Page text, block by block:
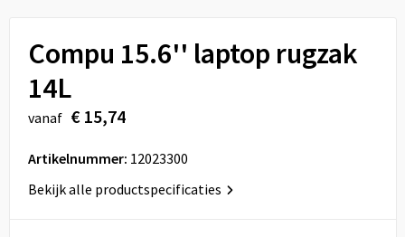
Veiligheid, Auto en Fiets
Vrije tijd en Strand
Aanstekers
Rugzakken
Schoenentassen
Sporttassen
Compu 15.6'' laptop rugzak
14L
vanaf € 15,74
Artikelnummer: 12023300
Bekijk alle productspecificaties